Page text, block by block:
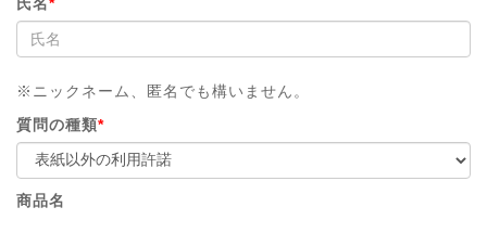
※ニックネーム、匿名でも構いません。
質問の種類*
商品名